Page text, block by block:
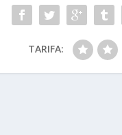
TARIFA: